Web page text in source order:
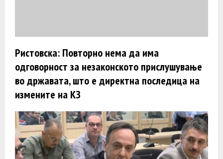
Ристовска: Повторно нема да има
одговорност за незаконското прислушување
во државата, што е директна последица на
измените на КЗ